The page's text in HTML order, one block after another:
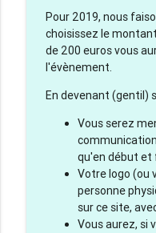
Pour 2019, nous
choisissez le
de 200 euros vous
l'évènement.
En devenant (gentil)
Vous serez
qu'en début et
Votre logo (ou
personne
sur ce site,
Vous aurez, si